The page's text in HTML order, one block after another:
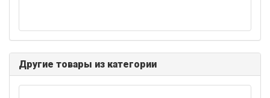
Другие товары из категории